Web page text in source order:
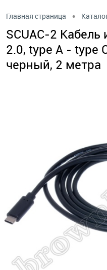
Главная страница •
SCUAC-2
2.0, type А - type
черный, 2 метра